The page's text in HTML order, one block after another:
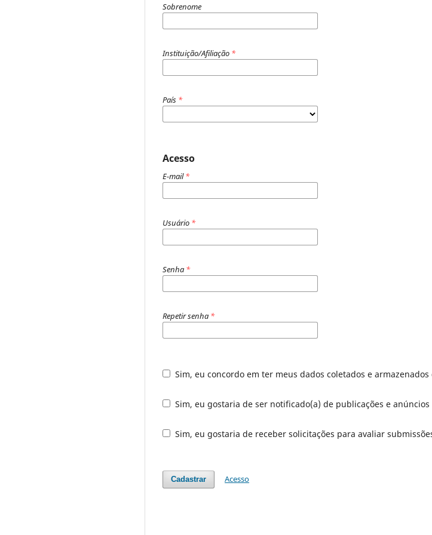
Sobrenome
Instituição/Afiliação *
País *
Acesso
E-mail*
Usuário *
Senha *
Repetir senha *
Sim, eu concordo em ter meus dados coletados e armazenados
Sim, eu gostaria de ser notificado(a) de publicações e anúncios
Sim, eu gostaria de receber solicitações para avaliar
Cadastrar Acesso